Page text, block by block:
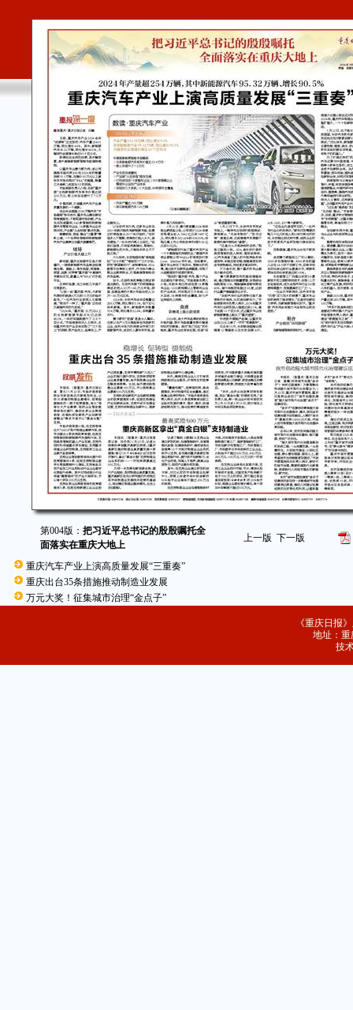
第004版：把习近平总书记的殷殷嘱托全
面落实在重庆大地上
上一版 下一版
重庆汽车产业上演高质量发展“三重奏”
重庆出台35条措施推动制造业发展
万元大奖！征集城市治理“金点子”
《重庆日报
地址：重
技